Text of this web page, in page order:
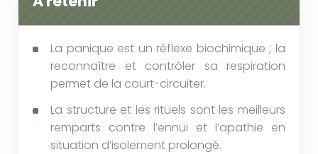
La panique est un réflexe biochimique ; la
reconnaître et contrôler sa respiration
permet de la court-circuiter.
La structure et les rituels sont les meilleurs
remparts contre l’ennui et l’apathie en
situation d’isolement prolongé.